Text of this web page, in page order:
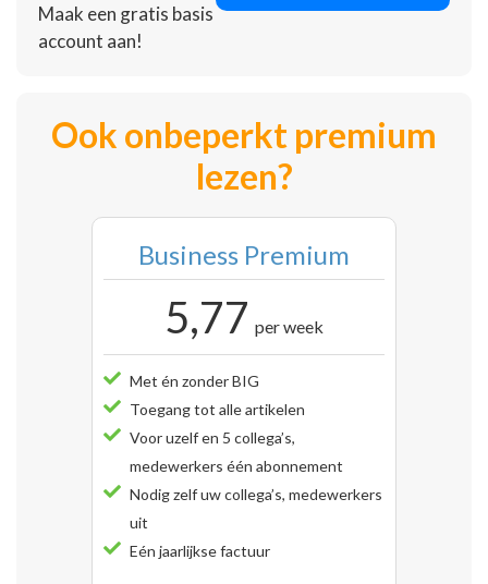
Maak een gratis basis
account aan!
Ook onbeperkt premium
lezen?
Business Premium
5,77 per week
Met én zonder BIG
Toegang tot alle artikelen
Voor uzelf en 5 collega’s,
medewerkers één abonnement
Nodig zelf uw collega’s, medewerkers
uit
Eén jaarlijkse factuur